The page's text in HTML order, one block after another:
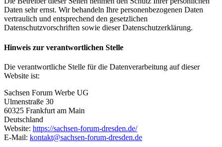
Daten sehr ernst. Wir behandeln Ihre personenbezogenen Daten
vertraulich und entsprechend den gesetzlichen
Datenschutzvorschriften sowie dieser Datenschutzerklärung.
Hinweis zur verantwortlichen Stelle
Die verantwortliche Stelle für die Datenverarbeitung auf dieser
Website ist:
Sachsen Forum Werbe UG
Ulmenstraße 30
60325 Frankfurt am Main
Deutschland
Website: https://sachsen-forum-dresden.de/
E-Mail: kontakt@sachsen-forum-dresden.de